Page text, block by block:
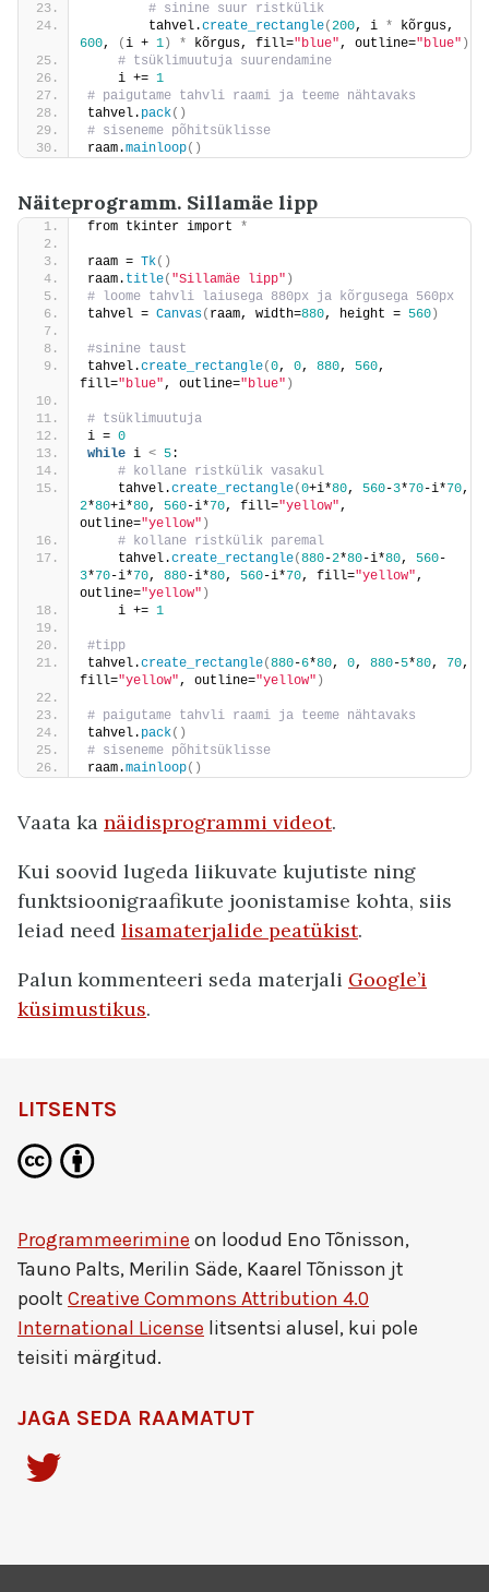
# sinine suur ristkülik
        tahvel.
create_rectangle(200, i *
600, (i + 1) * kõrgus, fill="blue", outline="blue" )
# tsüklimuutuja suurendamine
    i +=
1
# paigutame tahvli raami ja teeme nähtavaks
tahvel. pack()
# siseneme põhitsüklisse
raam.mainloop()
Näiteprogramm. Sillamäe lipp
from tkinter import *
raam = Tk()
raam. title( "Sillamäe lipp" )
# loome tahvli laiusega 880px ja kõrgusega 560px
tahvel = Canvas( raam, width=880, height = 560)
#sinine taust
tahvel.create_rectangle(0, 0, 880, 560,
fill="blue", outline="blue" )
# tsüklimuutuja
i = 0
while i < 5:
# kollane ristkülik vasakul
    tahvel.
create_rectangle(0+i*80, 560-3*70-i*70
2*80+i*80, 560-i*70, fill="yellow",
outline="yellow" )
# kollane ristkülik paremal
    tahvel.
create_rectangle(880-2*80-i*80, 560-
3*70-i*70, 880-i*80, 560-i*70, fill="yellow",
outline="yellow" )
    i +=
1
#tipp
tahvel.create_rectangle(880-6*80, 0, 880-5*80, 70,
fill="yellow", outline="yellow" )
# paigutame tahvli raami ja teeme nähtavaks
tahvel. pack()
# siseneme põhitsüklisse
raam.mainloop()
Vaata ka näidisprogrammi videot.
Kui soovid lugeda liikuvate kujutiste ning
funktsioonigraafikute joonistamise kohta, siis
leiad need lisamaterjalide peatükist.
Palun kommenteeri seda materjali Google’i
küsimustikus.
LITSENTS
Programmeerimine on loodud Eno Tõnisson,
Tauno Palts, Merilin Säde, Kaarel Tõnisson jt
poolt Creative Commons Attribution 4.0
International License litsentsi alusel, kui pole
teisiti märgitud.
JAGA SEDA RAAMATUT